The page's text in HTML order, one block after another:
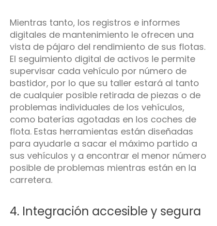
Mientras tanto, los registros e informes
digitales de mantenimiento le ofrecen una
vista de pájaro del rendimiento de sus flotas.
El seguimiento digital de activos le permite
supervisar cada vehículo por número de
bastidor, por lo que su taller estará al tanto
de cualquier posible retirada de piezas o de
problemas individuales de los vehículos,
como baterías agotadas en los coches de
flota. Estas herramientas están diseñadas
para ayudarle a sacar el máximo partido a
sus vehículos y a encontrar el menor número
posible de problemas mientras están en la
carretera.
4. Integración accesible y segura